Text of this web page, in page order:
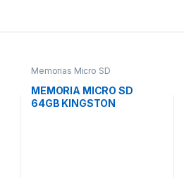
Memorias Micro SD
MEMORIA MICRO SD
64GB KINGSTON